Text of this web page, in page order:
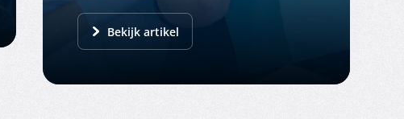
Bekijk artikel